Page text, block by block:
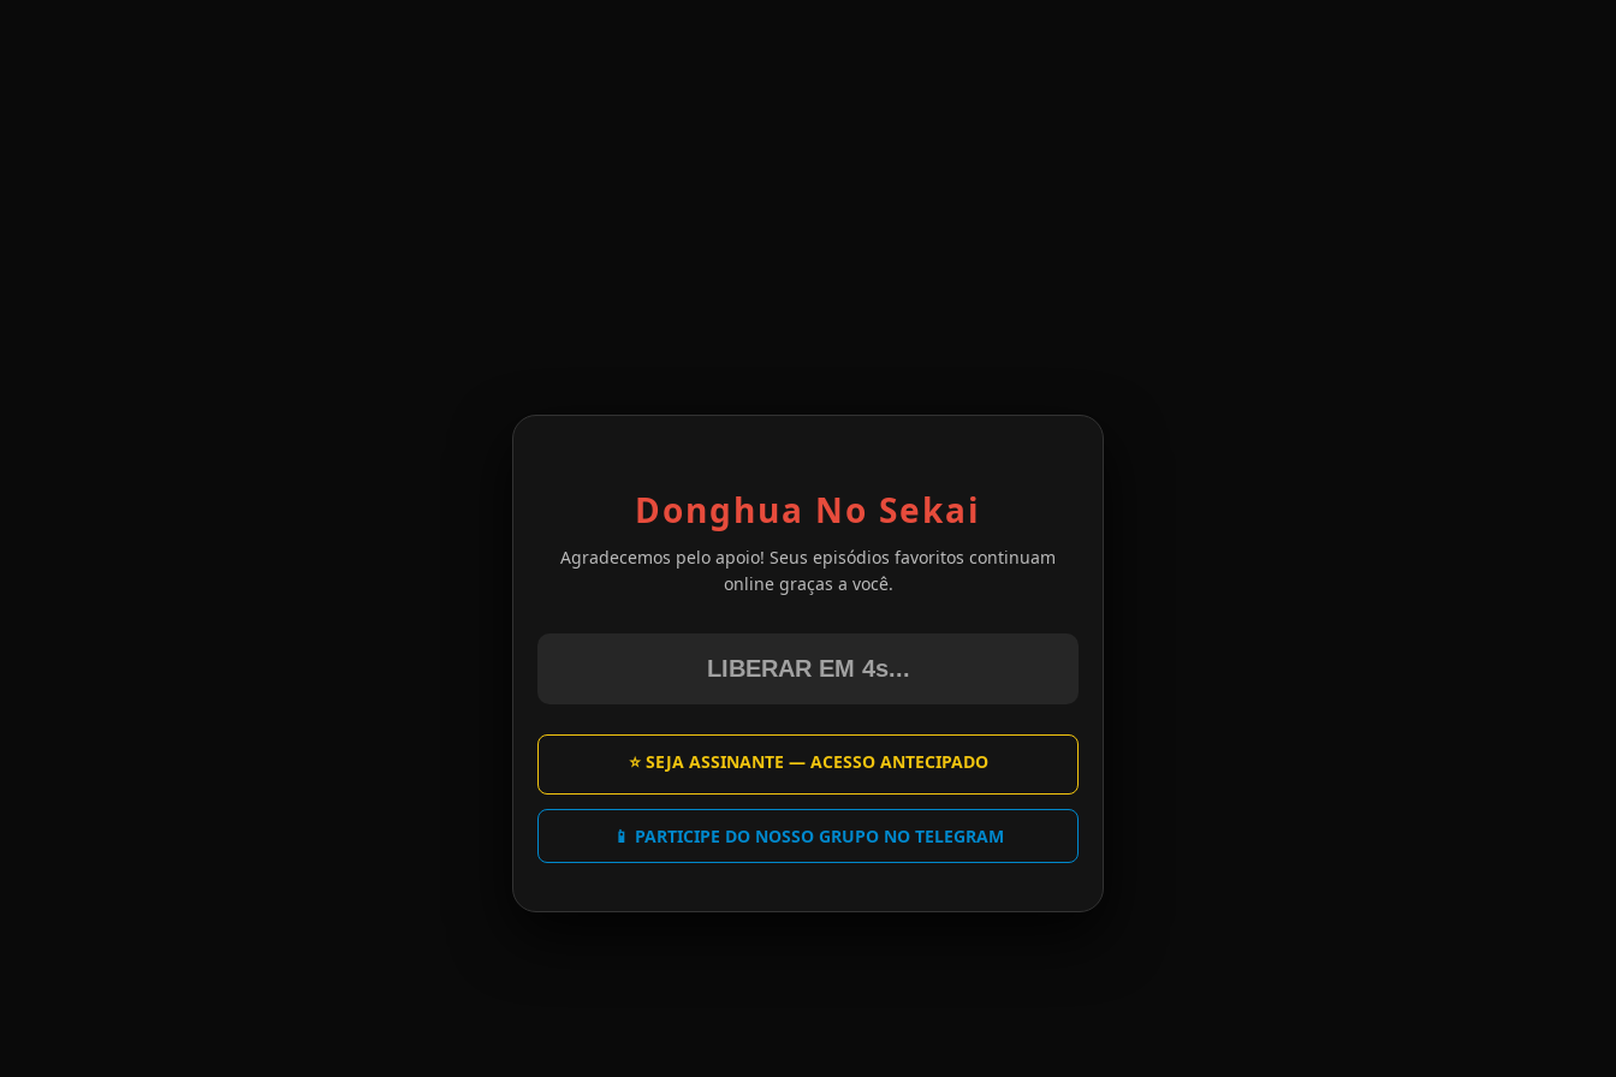
Donghua No Sekai
Agradecemos pelo apoio! Seus episódios favoritos continuam
online graças a você.
LIBERAR EM 4s...
⭐ SEJA ASSINANTE — ACESSO ANTECIPADO
📱 PARTICIPE DO NOSSO GRUPO NO TELEGRAM